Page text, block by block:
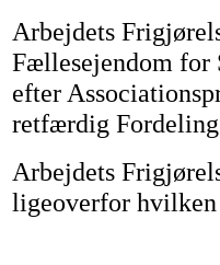
Arbejdets
Fællesejendom for
efter
retfærdig
Arbejdets
ligeoverfor hvilken